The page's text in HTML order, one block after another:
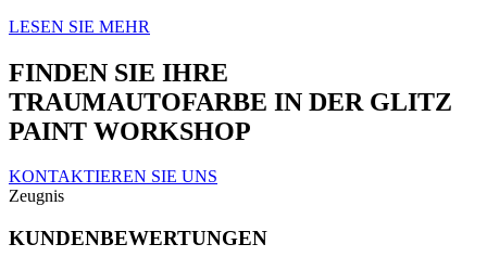
LESEN SIE MEHR
FINDEN SIE IHRE
TRAUMAUTOFARBE IN DER GLITZ
PAINT WORKSHOP
KONTAKTIEREN SIE UNS
Zeugnis
KUNDENBEWERTUNGEN